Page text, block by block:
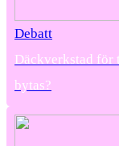
Debatt
Däckverkstad för
bytas?